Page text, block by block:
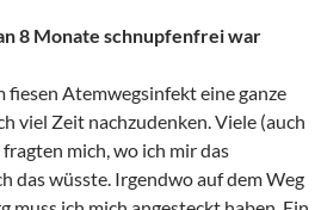
8 Monate schnupfenfrei war
fiesen Atemwegsinfekt eine ganze
viel Zeit nachzudenken. Viele (auch
mich, wo ich mir das
das wüsste. Irgendwo auf dem Weg